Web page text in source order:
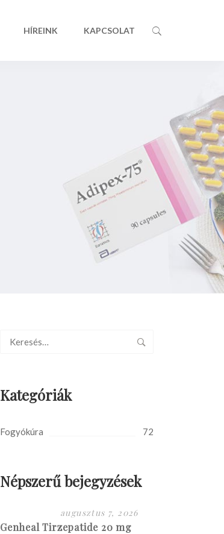
HÍREINK KAPCSOLAT
Kategóriák
Fogyókúra 72
Népszerű bejegyzések
augusztus 7, 2026
Genheal Tirzepatide 20 mg